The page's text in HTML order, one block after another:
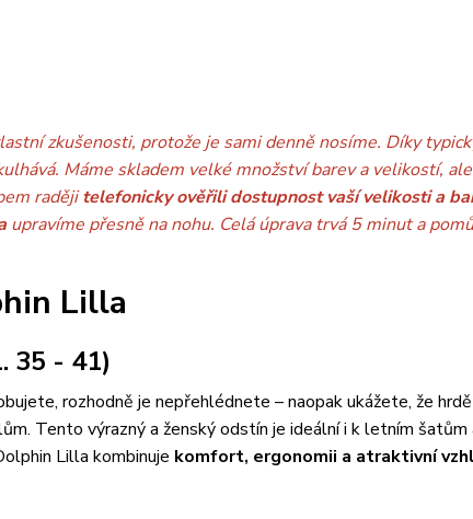
zkušenosti, protože je sami denně nosíme. Díky
Máme skladem velké množství barev a velikostí,
radějitelefonicky ověřili dostupnost vaší velikosti a
upravíme přesně na nohu. Celá úprava trvá 5 minut a
Lilla
35 - 41)
rozhodně je nepřehlédnete – naopak ukážete, že
Tento výrazný a ženský odstín je ideální i k letním šatům
Lilla kombinuje komfort, ergonomii a atraktivní